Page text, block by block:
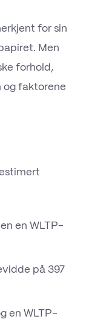
for sin
Men
forhold,
og faktorene
en WLTP-
på 397
en WLTP-